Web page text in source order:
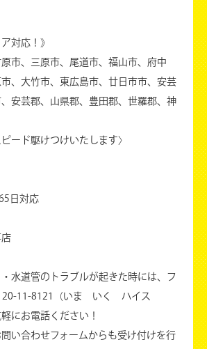
対応！》
市、三原市、尾道市、福山市、府中
、大竹市、東広島市、廿日市市、安芸
安芸郡、山県郡、豊田郡、世羅郡、神
ード駆けつけいたします〉
日対応
水道管のトラブルが起きた時には、フ
11-8121（いま いく ハイス
にお電話ください！
い合わせフォームからも受け付けを行